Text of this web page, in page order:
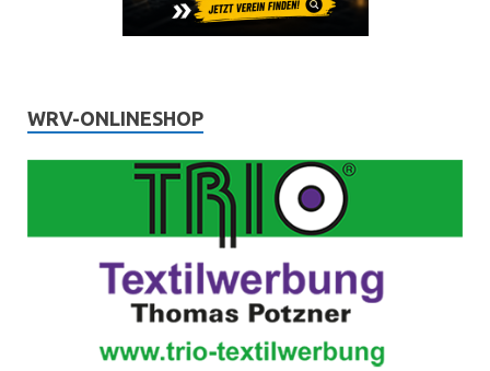
WRV-ONLINESHOP